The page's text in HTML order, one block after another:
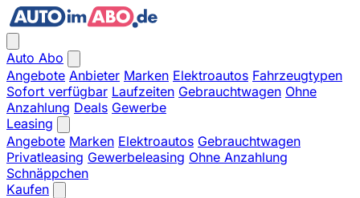
Auto Abo
Angebote Anbieter Marken Elektroautos Fahrzeugtypen
Sofort verfügbar Laufzeiten Gebrauchtwagen Ohne
Anzahlung Deals Gewerbe
Leasing
Angebote Marken Elektroautos Gebrauchtwagen
Privatleasing Gewerbeleasing Ohne Anzahlung
Schnäppchen
Kaufen